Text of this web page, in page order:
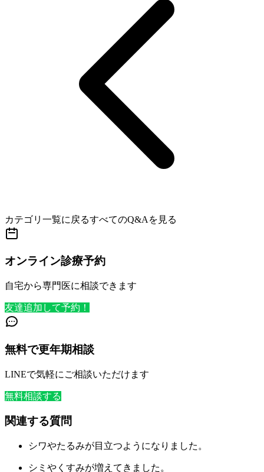
カテゴリ一覧に戻るすべてのQ&Aを見る
オンライン診療予約
自宅から専門医に相談できます
友達追加して予約！
無料で更年期相談
LINEで気軽にご相談いただけます
無料相談する
関連する質問
シワやたるみが目立つようになりました。
シミやくすみが増えてきました。